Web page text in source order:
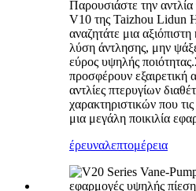
Παρουσιάστε την αντλία
V10 της Taizhou Lidun
αναζητάτε μια
λύση άντλησης, μην
εύρος υψηλής
προσφέρουν εξαιρετική
αντλίες πτερυγίων
χαρακτηριστικών που
μια μεγάλη ποικιλία
έρευναλεπτομέρεια